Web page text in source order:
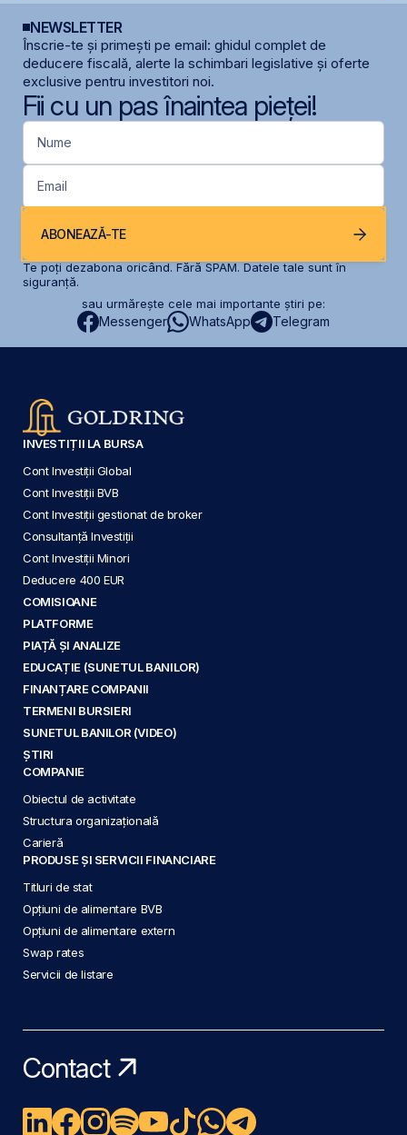
NEWSLETTER
Înscrie-te și primești pe email: ghidul complet de
deducere fiscală, alerte la schimbari legislative și oferte
exclusive pentru investitori noi.
Fii cu un pas înaintea pieței!
Nume
Email
ABONEAZĂ-TE
Te poți dezabona oricând. Fără SPAM. Datele tale sunt în
siguranță.
sau urmărește cele mai importante știri pe:
Messenger WhatsApp Telegram
INVESTIȚII LA BURSA
Cont Investiții Global
Cont Investiții BVB
Cont Investiții gestionat de broker
Consultanță Investiții
Cont Investiții Minori
Deducere 400 EUR
COMISIOANE
PLATFORME
PIAȚĂ ȘI ANALIZE
EDUCAȚIE (SUNETUL BANILOR)
FINANȚARE COMPANII
TERMENI BURSIERI
SUNETUL BANILOR (VIDEO)
ȘTIRI
COMPANIE
Obiectul de activitate
Structura organizațională
Carieră
PRODUSE ȘI SERVICII FINANCIARE
Titluri de stat
Opțiuni de alimentare BVB
Opțiuni de alimentare extern
Swap rates
Servicii de listare
Contact